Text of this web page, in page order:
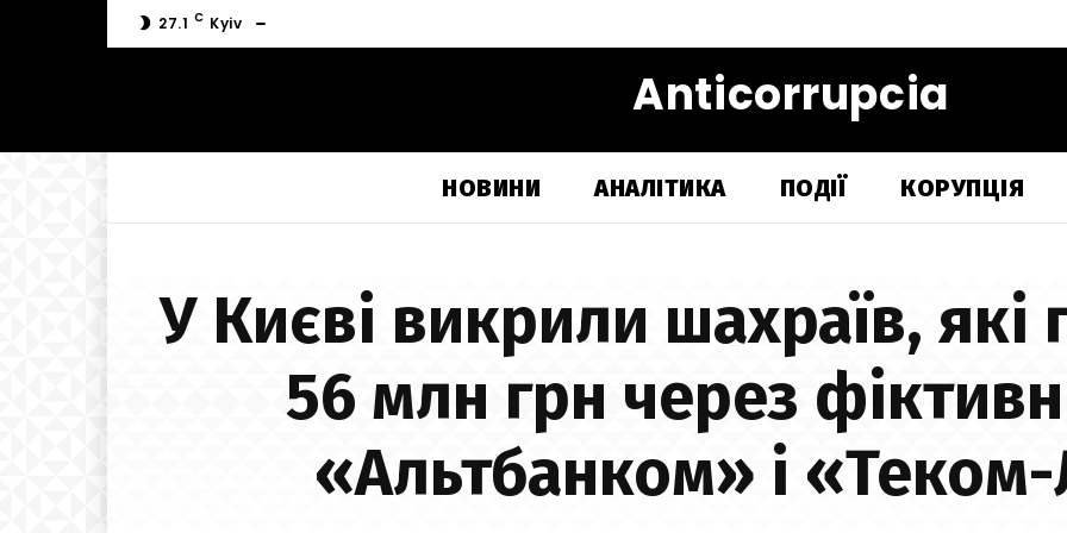
27.1 C Kyiv
Anticorrupcia
НОВИНИ АНАЛІТИКА ПОДІЇ КОРУПЦІЯ
У Києві викрили шахраїв, які
56 млн грн через
«Альтбанком» і «Теком-